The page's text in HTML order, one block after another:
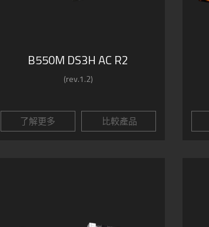
B550M DS3H AC R2
(rev.1.2)
了解更多 比較產品